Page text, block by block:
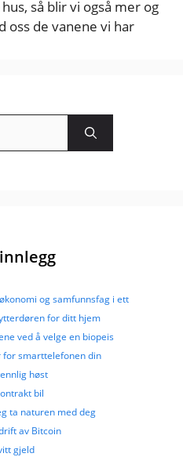
så blir vi også mer og
oss de vanene vi har
og samfunnsfag i ett
for ditt hjem
ved å velge en biopeis
for smarttelefonen din
høst
bil
ta naturen med deg
av Bitcoin
gjeld